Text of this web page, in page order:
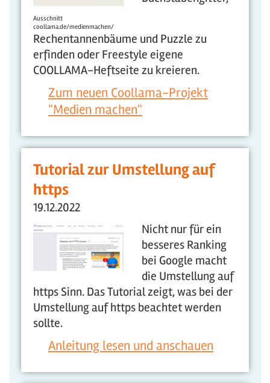
Ausschnitt
coollama.de/medienmachen/
Rechentannenbäume und Puzzle zu
erfinden oder Freestyle eigene
COOLLAMA-Heftseite zu kreieren.
Zum neuen Coollama-Projekt
"Medien machen"
Tutorial zur Umstellung auf
https
19.12.2022
Nicht nur für ein
besseres Ranking
bei Google macht
die Umstellung auf
https Sinn. Das Tutorial zeigt, was bei der
Umstellung auf https beachtet werden
sollte.
Anleitung lesen und anschauen